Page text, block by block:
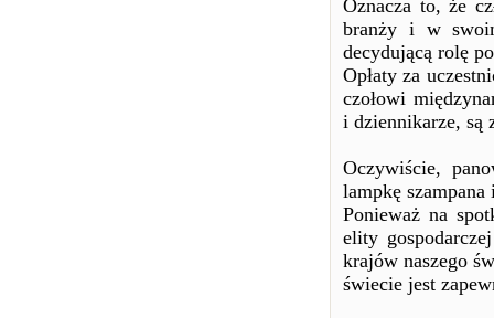
Oznacza to, że
branży i w
decydującą rolę
Opłaty za
czołowi
i dziennikarze, są
Oczywiście,
lampkę
Ponieważ na
elity
krajów naszego
świecie jest